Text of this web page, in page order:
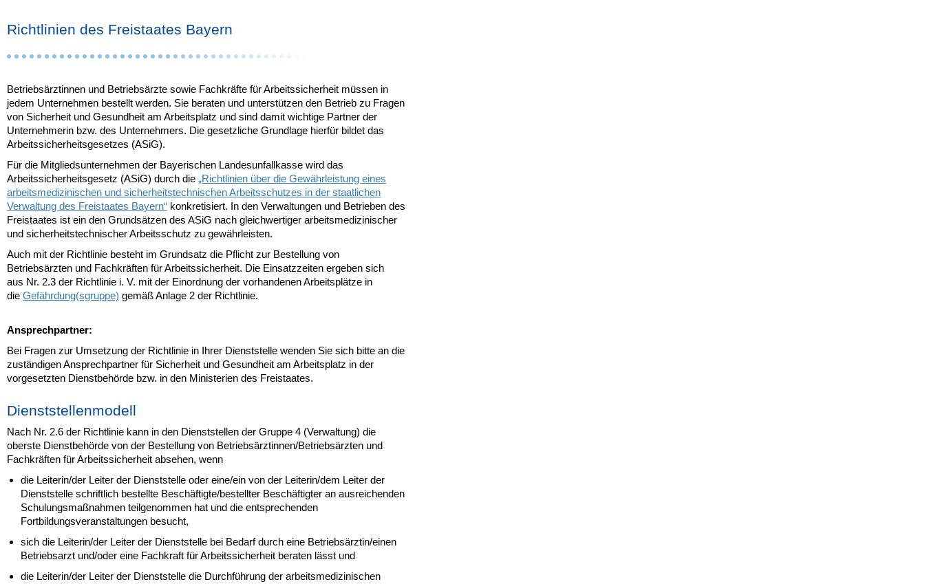
Richtlinien des Freistaates Bayern
Betriebsärztinnen und Betriebsärzte sowie Fachkräfte für Arbeitssicherheit müssen in
jedem Unternehmen bestellt werden. Sie beraten und unterstützen den Betrieb zu Fragen
von Sicherheit und Gesundheit am Arbeitsplatz und sind damit wichtige Partner der
Unternehmerin bzw. des Unternehmers. Die gesetzliche Grundlage hierfür bildet das
Arbeitssicherheitsgesetzes (ASiG).
Für die Mitgliedsunternehmen der Bayerischen Landesunfallkasse wird das
Arbeitssicherheitsgesetz (ASiG) durch die „Richtlinien über die Gewährleistung eines
arbeitsmedizinischen und sicherheitstechnischen Arbeitsschutzes in der staatlichen
Verwaltung des Freistaates Bayern“ konkretisiert. In den Verwaltungen und Betrieben des
Freistaates ist ein den Grundsätzen des ASiG nach gleichwertiger arbeitsmedizinischer
und sicherheitstechnischer Arbeitsschutz zu gewährleisten.
Auch mit der Richtlinie besteht im Grundsatz die Pflicht zur Bestellung von
Betriebsärzten und Fachkräften für Arbeitssicherheit. Die Einsatzzeiten ergeben sich
aus Nr. 2.3 der Richtlinie i. V. mit der Einordnung der vorhandenen Arbeitsplätze in
die Gefährdung(sgruppe) gemäß Anlage 2 der Richtlinie.
Ansprechpartner:
Bei Fragen zur Umsetzung der Richtlinie in Ihrer Dienststelle wenden Sie sich bitte an die
zuständigen Ansprechpartner für Sicherheit und Gesundheit am Arbeitsplatz in der
vorgesetzten Dienstbehörde bzw. in den Ministerien des Freistaates.
Dienststellenmodell
Nach Nr. 2.6 der Richtlinie kann in den Dienststellen der Gruppe 4 (Verwaltung) die
oberste Dienstbehörde von der Bestellung von Betriebsärztinnen/Betriebsärzten und
Fachkräften für Arbeitssicherheit absehen, wenn
die Leiterin/der Leiter der Dienststelle oder eine/ein von der Leiterin/dem Leiter der
Dienststelle schriftlich bestellte Beschäftigte/bestellter Beschäftigter an ausreichenden
Schulungsmaßnahmen teilgenommen hat und die entsprechenden
Fortbildungsveranstaltungen besucht,
sich die Leiterin/der Leiter der Dienststelle bei Bedarf durch eine Betriebsärztin/einen
Betriebsarzt und/oder eine Fachkraft für Arbeitssicherheit beraten lässt und
die Leiterin/der Leiter der Dienststelle die Durchführung der arbeitsmedizinischen